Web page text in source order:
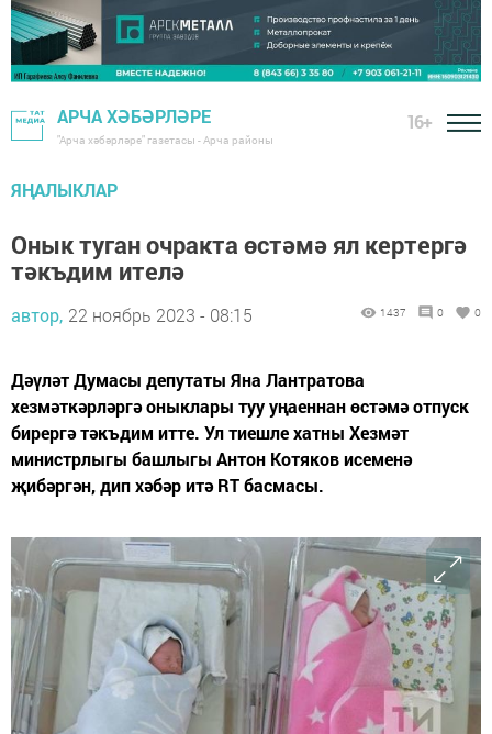
АРЧА ХӘБӘРЛӘРЕ
"Арча хәбәрләре" газетасы - Арча районы
16+
ЯҢАЛЫКЛАР
Онык туган очракта өстәмә ял кертергә
тәкъдим ителә
автор, 22 ноябрь 2023 - 08:15 1437 0 0
Дәүләт Думасы депутаты Яна Лантратова
хезмәткәрләргә оныклары туу уңаеннан өстәмә отпуск
бирергә тәкъдим итте. Ул тиешле хатны Хезмәт
министрлыгы башлыгы Антон Котяков исеменә
җибәргән, дип хәбәр итә RT басмасы.